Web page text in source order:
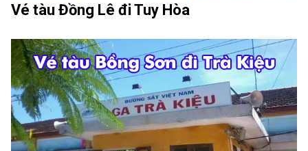
Vé tàu Đồng Lê đi Tuy Hòa